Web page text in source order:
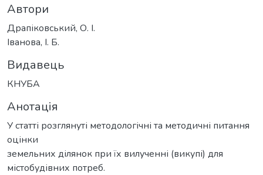
Автори
Драпіковський, О. І.
Іванова, І. Б.
Видавець
КНУБА
Анотація
У статті розглянуті методологічні та методичні питання
оцінки
земельних ділянок при їх вилученні (викупі) для
містобудівних потреб.